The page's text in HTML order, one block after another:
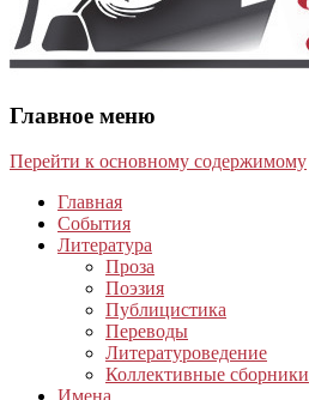
Главное меню
Перейти к основному содержимому
Главная
События
Литература
Проза
Поэзия
Публицистика
Переводы
Литературоведение
Коллективные сборники